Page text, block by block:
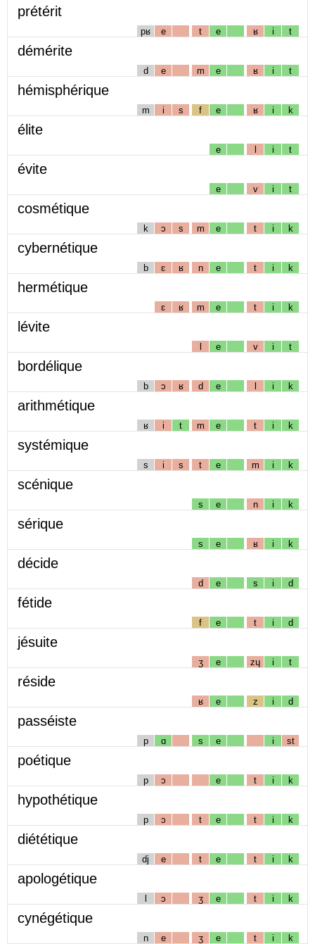
prétérit
pʁ e t e ʁ i t
démérite
d e m e ʁ i t
hémisphérique
m i s f e ʁ i k
élite
e l i t
évite
e v i t
cosmétique
k ɔ s m e t i k
cybernétique
b ɛ ʁ n e t i k
hermétique
ɛ ʁ m e t i k
lévite
l e v i t
bordélique
b ɔ ʁ d e l i k
arithmétique
ʁ i t m e t i k
systémique
s i s t e m i k
scénique
s e n i k
sérique
s e ʁ i k
décide
d e s i d
fétide
f e t i d
jésuite
ʒ e zɥ i t
réside
ʁ e z i d
passéiste
p ɑ s e i st
poétique
p ɔ e t i k
hypothétique
p ɔ t e t i k
diététique
dj e t e t i k
apologétique
l ɔ ʒ e t i k
cynégétique
n e ʒ e t i k